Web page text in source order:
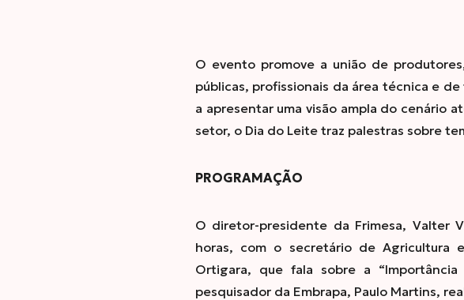
O evento promove a união de
públicas, profissionais da área técnica e
a apresentar uma visão ampla do cenário
setor, o Dia do Leite traz palestras sobre
PROGRAMAÇÃO
O diretor-presidente da Frimesa, Valter
horas, com o secretário de Agricultura
Ortigara, que fala sobre a
pesquisador da Embrapa, Paulo Martins,